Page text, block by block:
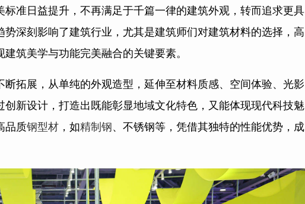
标准日益提升，不再满足于千篇一律的建筑外观，转而追求更具
深刻影响了建筑行业，尤其是建筑师们对建筑材料的选择，高
筑美学与功能完美融合的关键要素。
拓展，从单纯的外观造型，延伸至材料质感、空间体验、光影
新设计，打造出既能彰显地域文化特色，又能体现现代科技魅
品质钢型材 ，如精制钢 、不锈钢等，凭借其独特的性能优势，成